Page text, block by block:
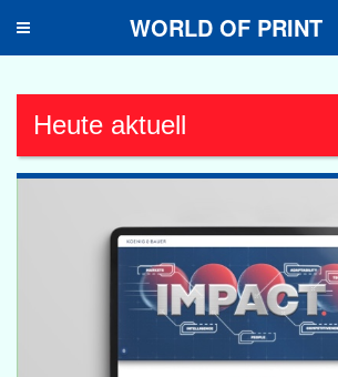
Toggle
WORLD OF PRINT
Heute aktuell